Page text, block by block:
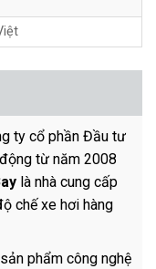
ty cổ phần Đầu tư
từ năm 2008
là nhà cung cấp
chế xe hơi hàng
phẩm công nghệ